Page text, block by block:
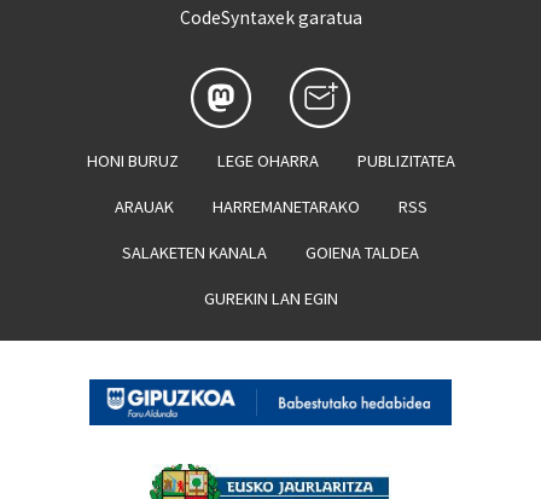
CodeSyntaxek garatua
HONI BURUZ LEGE OHARRA PUBLIZITATEA
ARAUAK HARREMANETARAKO RSS
SALAKETEN KANALA GOIENA TALDEA
GUREKIN LAN EGIN